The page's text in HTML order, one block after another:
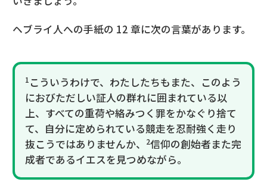
ヘブライ人への手紙の 12 章に次の言葉があります。
1 こういうわけで、わたしたちもまた、このよう
におびただしい証人の群れに囲まれている以
上、すべての重荷や絡みつく罪をかなぐり捨て
て、自分に定められている競走を忍耐強く走り
抜こうではありませんか、
2信仰の創始者また完
成者であるイエスを見つめながら。